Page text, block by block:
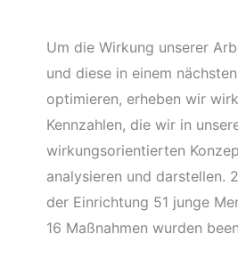
Um die Wirkung unserer
und diese in einem
optimieren, erheben wir
Kennzahlen, die wir in
wirkungsorientierten
analysieren und darstellen.
der Einrichtung 51 junge
16 Maßnahmen wurden